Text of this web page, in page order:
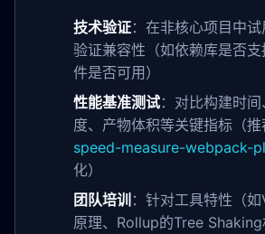
技术验证：在非核心项目中试
验证兼容性（如依赖库是否
件是否可用）
性能基准测试：对比构建时
度、产物体积等关键指标（推
speed-measure-webpack-
化）
团队培训 ：针对工具特性（
原理、Rollup的Tree